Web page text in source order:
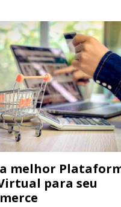
melhor
para seu